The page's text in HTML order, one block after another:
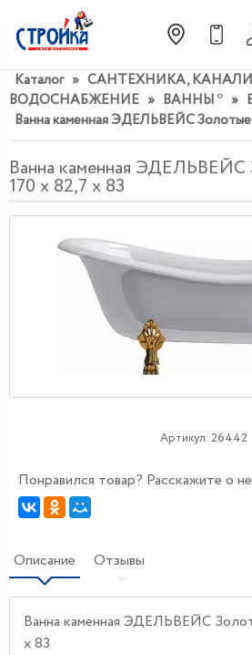
Каталог » САНТЕХНИКА,
ВОДОСНАБЖЕНИЕ » ВАННЫ * »
Ванна каменная ЭДЕЛЬВЕЙС Золотые
Ванна каменная
170 х 82,7 х 83
Артикул: 26442
Понравился товар? Расскажите о
Описание Отзывы
Ванна каменная ЭДЕЛЬВЕЙС
х 83